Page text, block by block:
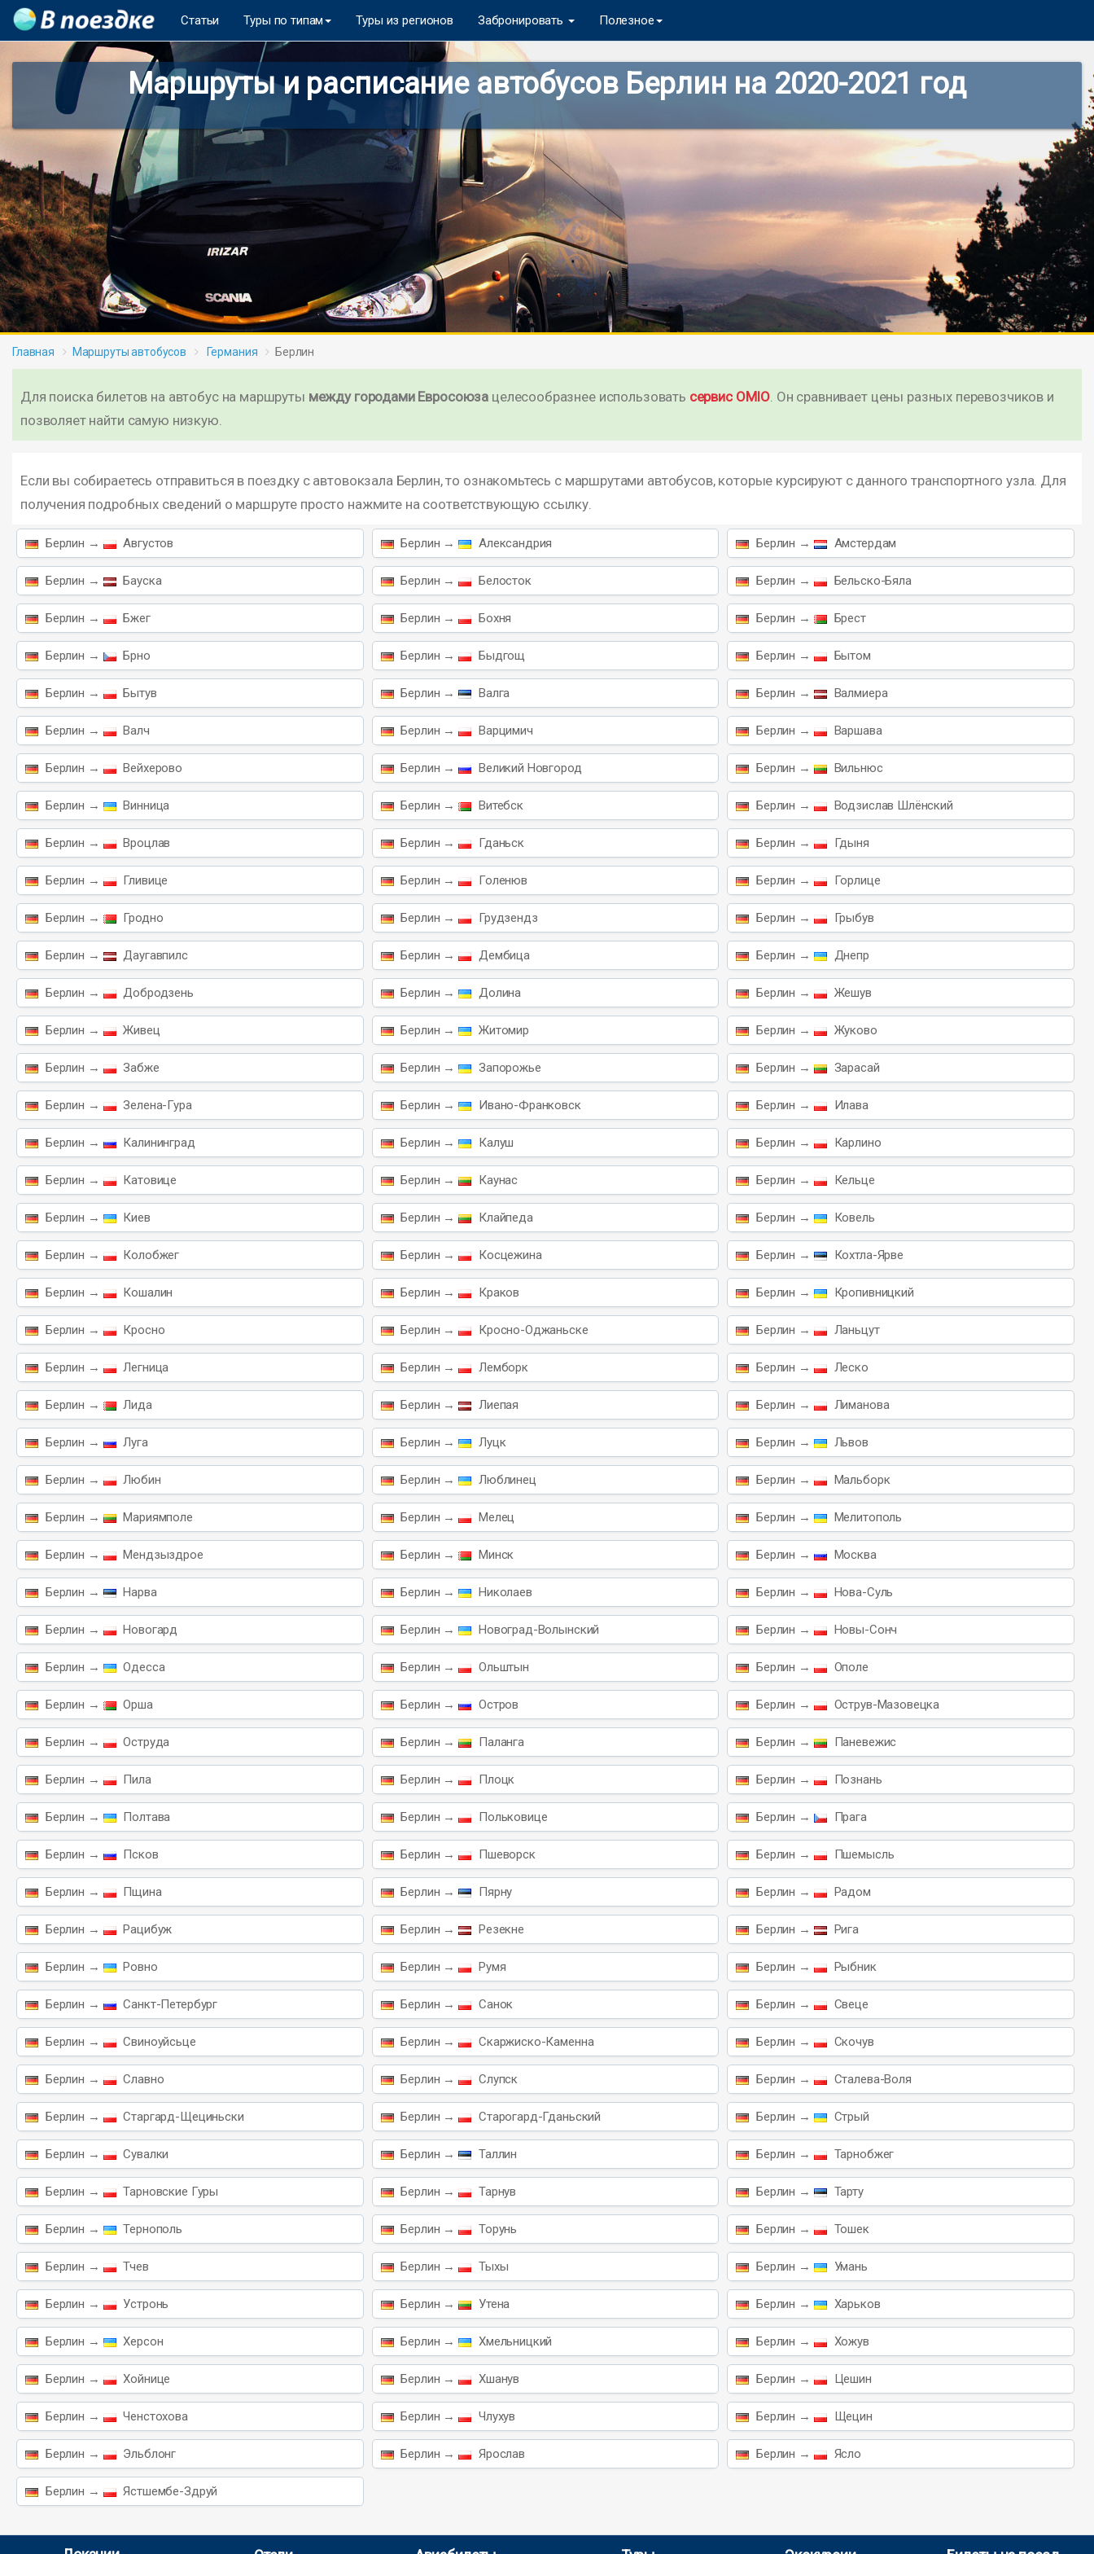
Статьи Туры по типам Туры из регионов Забронировать Полезное
Маршруты и расписание автобусов Берлин на 2020-2021 год
Главная Маршруты автобусов Германия Берлин
Для поиска билетов на автобус на маршруты между городами Евросоюза целесообразнее использовать сервис OMIO. Он сравнивает цены разных перевозчиков и
позволяет найти самую низкую.
Если вы собираетесь отправиться в поездку с автовокзала Берлин, то ознакомьтесь с маршрутами автобусов, которые курсируют с данного транспортного узла. Для
получения подробных сведений о маршруте просто нажмите на соответствующую ссылку.
Берлин → Августов Берлин → Александрия Берлин → Амстердам
Берлин → Бауска Берлин → Белосток Берлин → Бельско-Бяла
Берлин → Бжег Берлин → Бохня Берлин → Брест
Берлин → Брно Берлин → Быдгощ Берлин → Бытом
Берлин → Бытув Берлин → Валга Берлин → Валмиера
Берлин → Валч Берлин → Варцимич Берлин → Варшава
Берлин → Вейхерово Берлин → Великий Новгород Берлин → Вильнюс
Берлин → Винница Берлин → Витебск Берлин → Водзислав Шлёнский
Берлин → Вроцлав Берлин → Гданьск Берлин → Гдыня
Берлин → Гливице Берлин → Голенюв Берлин → Горлице
Берлин → Гродно Берлин → Грудзендз Берлин → Грыбув
Берлин → Даугавпилс Берлин → Дембица Берлин → Днепр
Берлин → Добродзень Берлин → Долина Берлин → Жешув
Берлин → Живец Берлин → Житомир Берлин → Жуково
Берлин → Забже Берлин → Запорожье Берлин → Зарасай
Берлин → Зелена-Гура Берлин → Ивано-Франковск Берлин → Илава
Берлин → Калининград Берлин → Калуш Берлин → Карлино
Берлин → Катовице Берлин → Каунас Берлин → Кельце
Берлин → Киев Берлин → Клайпеда Берлин → Ковель
Берлин → Колобжег Берлин → Косцежина Берлин → Кохтла-Ярве
Берлин → Кошалин Берлин → Краков Берлин → Кропивницкий
Берлин → Кросно Берлин → Кросно-Оджаньске Берлин → Ланьцут
Берлин → Легница Берлин → Лемборк Берлин → Леско
Берлин → Лида Берлин → Лиепая Берлин → Лиманова
Берлин → Луга Берлин → Луцк Берлин → Львов
Берлин → Любин Берлин → Люблинец Берлин → Мальборк
Берлин → Мариямполе Берлин → Мелец Берлин → Мелитополь
Берлин → Мендзыздрое Берлин → Минск Берлин → Москва
Берлин → Нарва Берлин → Николаев Берлин → Нова-Суль
Берлин → Новогард Берлин → Новоград-Волынский Берлин → Новы-Сонч
Берлин → Одесса Берлин → Ольштын Берлин → Ополе
Берлин → Орша Берлин → Остров Берлин → Острув-Мазовецка
Берлин → Оструда Берлин → Паланга Берлин → Паневежис
Берлин → Пила Берлин → Плоцк Берлин → Познань
Берлин → Полтава Берлин → Польковице Берлин → Прага
Берлин → Псков Берлин → Пшеворск Берлин → Пшемысль
Берлин → Пщина Берлин → Пярну Берлин → Радом
Берлин → Рацибуж Берлин → Резекне Берлин → Рига
Берлин → Ровно Берлин → Румя Берлин → Рыбник
Берлин → Санкт-Петербург Берлин → Санок Берлин → Свеце
Берлин → Свиноуйсьце Берлин → Скаржиско-Каменна Берлин → Скочув
Берлин → Славно Берлин → Слупск Берлин → Сталева-Воля
Берлин → Старгард-Щециньски Берлин → Старогард-Гданьский Берлин → Стрый
Берлин → Сувалки Берлин → Таллин Берлин → Тарнобжег
Берлин → Тарновские Гуры Берлин → Тарнув Берлин → Тарту
Берлин → Тернополь Берлин → Торунь Берлин → Тошек
Берлин → Тчев Берлин → Тыхы Берлин → Умань
Берлин → Устронь Берлин → Утена Берлин → Харьков
Берлин → Херсон Берлин → Хмельницкий Берлин → Хожув
Берлин → Хойнице Берлин → Хшанув Берлин → Цешин
Берлин → Ченстохова Берлин → Члухув Берлин → Щецин
Берлин → Эльблонг Берлин → Ярослав Берлин → Ясло
Берлин → Ястшембе-Здруй